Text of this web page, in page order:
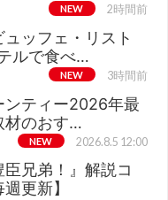
NEW 2時間前
ッフェ・リスト
ルで食べ…
NEW 3時間前
ンティー2026年最
材のおす…
NEW 2026.8.5 12:00
兄弟！』解説コ
更新】